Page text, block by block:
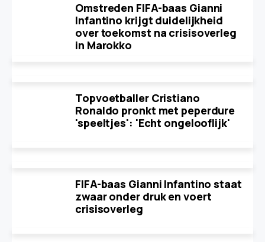
Omstreden FIFA-baas Gianni
Infantino krijgt duidelijkheid
over toekomst na crisisoverleg
in Marokko
Topvoetballer Cristiano
Ronaldo pronkt met peperdure
'speeltjes': 'Echt ongelooflijk'
FIFA-baas Gianni Infantino staat
zwaar onder druk en voert
crisisoverleg